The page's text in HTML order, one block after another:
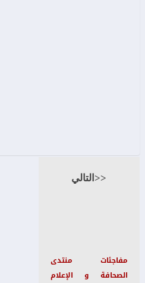
<<التالي
مفاجئات منتدى
الصحافة و الإعلام